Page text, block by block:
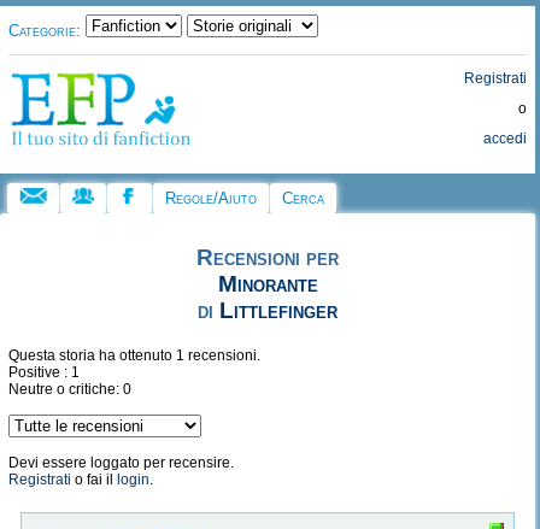
Categorie:
Registrati
o
accedi
Regole/Aiuto Cerca
Recensioni per
Minorante
di Littlefinger
Questa storia ha ottenuto 1 recensioni.
Positive : 1
Neutre o critiche: 0
Devi essere loggato per recensire.
Registrati o fai il login.